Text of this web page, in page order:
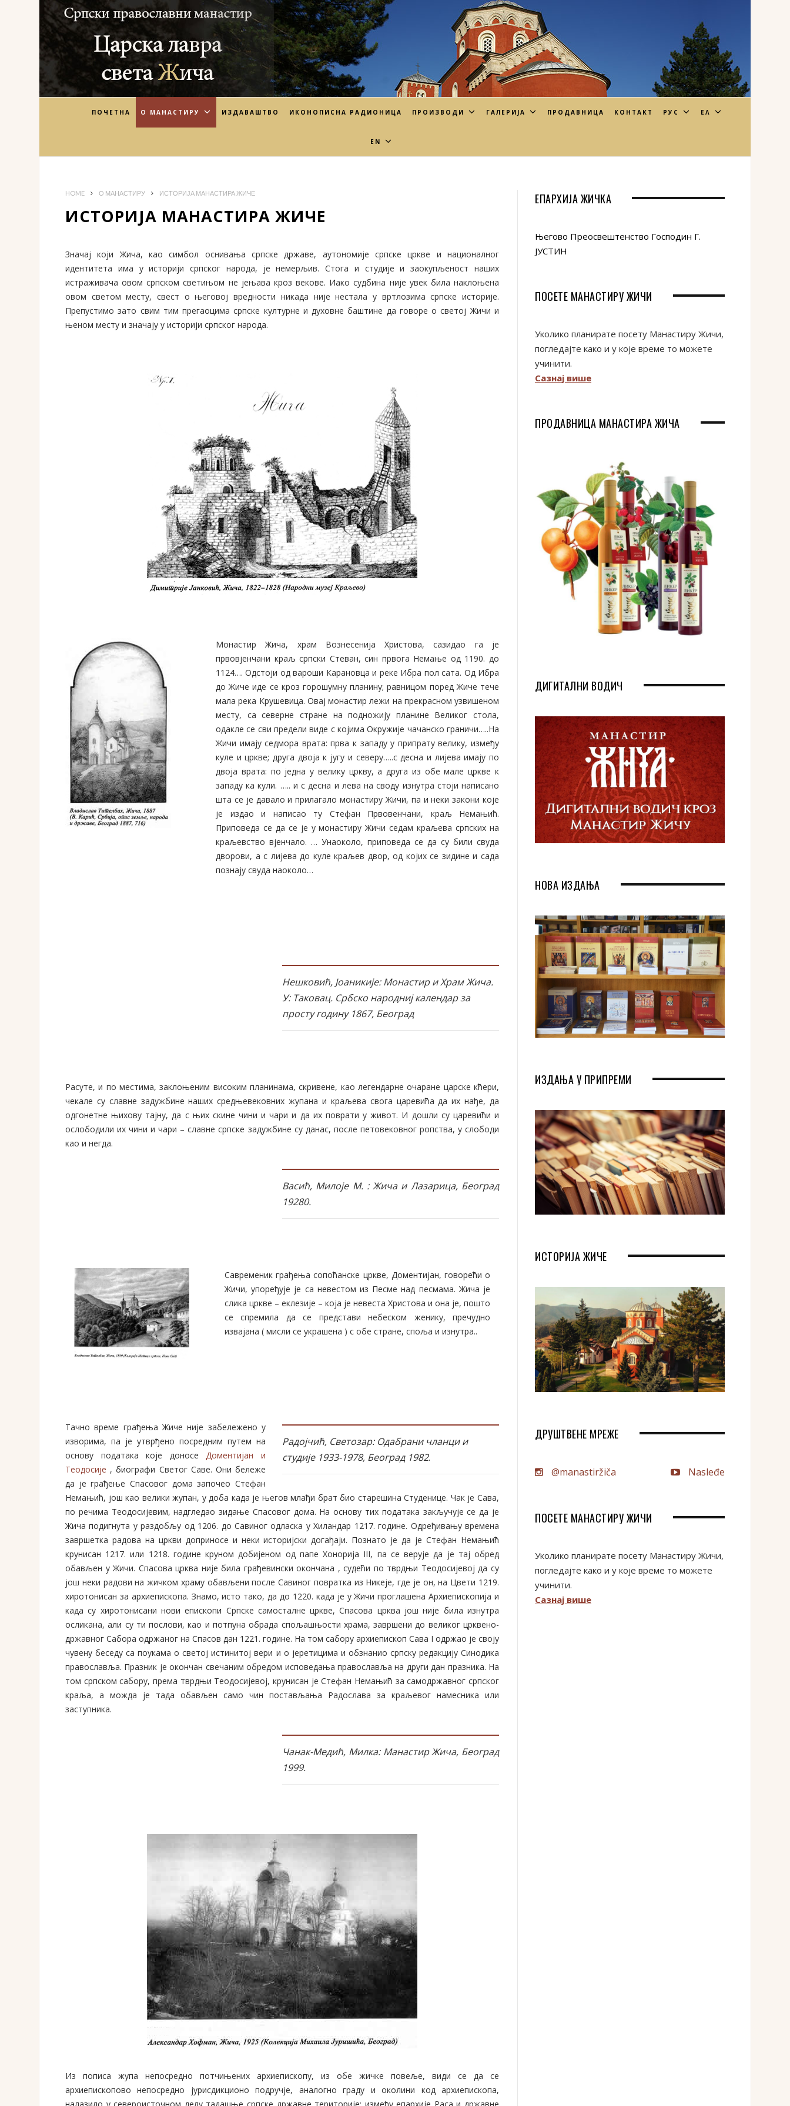
ПОЧЕТНА О МАНАСТИРУ ИЗДАВАШТВО ИКОНОПИСНА РАДИОНИЦА ПРОИЗВОДИ ГАЛЕРИЈА ПРОДАВНИЦА КОНТАКТ РУС ΕΛ
EN
HOME О МАНАСТИРУ ИСТОРИЈА МАНАСТИРА ЖИЧЕ
ИСТОРИЈА МАНАСТИРА ЖИЧЕ
Значај који Жича, као симбол оснивања српске државе, аутономије српске цркве и националног
идентитета има у историји српског народа, је немерљив. Стога и студије и заокупљеност наших
истраживача овом српском светињом не јењава кроз векове. Иако судбина није увек била наклоњена
овом светом месту, свест о његовој вредности никада није нестала у вртлозима српске историје.
Препустимо зато свим тим прегаоцима српске културне и духовне баштине да говоре о светој Жичи и
њеном месту и значају у историји српског народа.
Монастир Жича, храм Вознесенија Христова, сазидао га је
првовјенчани краљ српски Стеван, син првога Немање од 1190. до
1124…. Одстоји од вароши Карановца и реке Ибра пол сата. Од Ибра
до Жиче иде се кроз горошумну планину; равницом поред Жиче тече
мала река Крушевица. Овај монастир лежи на прекрасном узвишеном
месту, са северне стране на подножију планине Великог стола,
одакле се сви предели виде с којима Окружије чачанско граничи…..На
Жичи имају седмора врата: прва к западу у припрату велику, између
куле и цркве; друга двоја к југу и северу…..с десна и лијева имају по
двоја врата: по једна у велику цркву, а друга из обе мале цркве к
западу ка кули. ….. и с десна и лева на своду изнутра стоји написано
шта се је давало и прилагало монастиру Жичи, па и неки закони које
је издао и написао ту Стефан Првовенчани, краљ Немањић.
Приповеда се да се је у монастиру Жичи седам краљева српских на
краљевство вјенчало. … Унаоколо, приповеда се да су били свуда
дворови, а с лијева до куле краљев двор, од којих се зидине и сада
познају свуда наоколо…
Нешковић, Јоаникије: Монастир и Храм Жича.
У: Таковац. Србско народниј календар за
просту годину 1867, Београд
Расуте, и по местима, заклоњеним високим планинама, скривене, као легендарне очаране царске кћери,
чекале су славне задужбине наших средњевековних жупана и краљева свога царевића да их нађе, да
одгонетне њихову тајну, да с њих скине чини и чари и да их поврати у живот. И дошли су царевићи и
ослободили их чини и чари – славне српске задужбине су данас, после петовековног ропства, у слободи
као и негда.
Васић, Милоје М. : Жича и Лазарица, Београд
19280.
Савременик грађења сопоћанске цркве, Доментијан, говорећи о
Жичи, упоређује је са невестом из Песме над песмама. Жича је
слика цркве – еклезије – која је невеста Христова и она је, пошто
се спремила да се представи небеском женику, пречудно
извајана ( мисли се украшена ) с обе стране, споља и изнутра..
Радојчић, Светозар: Одабрани чланци и
студије 1933-1978, Београд 1982.
Тачно време грађења Жиче није забележено у
изворима, па је утврђено посредним путем на
основу података које доносе Доментијан и
Теодосије , биографи Светог Саве. Они бележе
да је грађење Спасовог дома започео Стефан
Немањић, још као велики жупан, у доба када је његов млађи брат био старешина Студенице. Чак је Сава,
по речима Теодосијевим, надгледао зидање Спасовог дома. На основу тих података закључује се да је
Жича подигнута у раздобљу од 1206. до Савиног одласка у Хиландар 1217. године. Одређивању времена
завршетка радова на цркви доприносе и неки историјски догађаји. Познато је да је Стефан Немањић
крунисан 1217. или 1218. године круном добијеном од папе Хонорија III, па се верује да је тај обред
обављен у Жичи. Спасова црква није била грађевински окончана , судећи по тврдњи Теодосијевој да су
још неки радови на жичком храму обављени после Савиног повратка из Никеје, где је он, на Цвети 1219.
хиротонисан за архиепископа. Знамо, исто тако, да до 1220. када је у Жичи проглашена Архиепископија и
када су хиротонисани нови епископи Српске самосталне цркве, Спасова црква још није била изнутра
осликана, али су ти послови, као и потпуна обрада спољашњости храма, завршени до великог црквено-
државног Сабора одржаног на Спасов дан 1221. године. На том сабору архиепископ Сава I одржао је своју
чувену беседу са поукама о светој истинитој вери и о јеретицима и обзнанио српску редакцију Синодика
православља. Празник је окончан свечаним обредом исповедања православља на други дан празника. На
том српском сабору, према тврдњи Теодосијевој, крунисан је Стефан Немањић за самодржавног српског
краља, а можда је тада обављен само чин постављања Радослава за краљевог намесника или
заступника.
Чанак-Медић, Милка: Манастир Жича, Београд
1999.
Из пописа жупа непосредно потчињених архиепископу, из обе жичке повеље, види се да се
архиепископово непосредно јурисдикционо подручје, аналогно граду и околини код архиепископа,
налазило у североисточном делу тадашње српске државне територије: између епархије Раса и државне
ЕПАРХИЈА ЖИЧКА
Његово Преосвештенство Господин Г.
ЈУСТИН
ПОСЕТЕ МАНАСТИРУ ЖИЧИ
Уколико планирате посету Манастиру Жичи,
погледајте како и у које време то можете
учинити.
Сазнај више
ПРОДАВНИЦА МАНАСТИРА ЖИЧА
ДИГИТАЛНИ ВОДИЧ
НОВА ИЗДАЊА
ИЗДАЊА У ПРИПРЕМИ
ИСТОРИЈА ЖИЧЕ
ДРУШТВЕНЕ МРЕЖЕ
@manastiržiča Nasleđe
ПОСЕТЕ МАНАСТИРУ ЖИЧИ
Уколико планирате посету Манастиру Жичи,
погледајте како и у које време то можете
учинити.
Сазнај више